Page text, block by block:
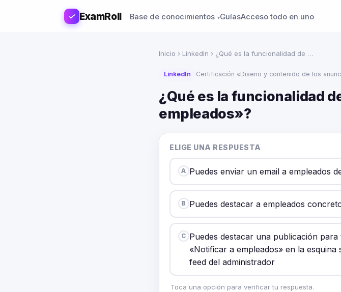
ExamRoll Base de conocimientos GuíasAcceso todo en uno
Inicio › LinkedIn › ¿Qué es la funcionalidad de …
LinkedIn Certificación «Diseño y contenido de los
¿Qué es la funcionalidad
empleados»?
ELIGE UNA RESPUESTA
A Puedes enviar un email a empleados
B Puedes destacar a empleados
C Puedes destacar una publicación
«Notificar a empleados» en la
feed del administrador
Toca una opción para verificar tu respuesta.